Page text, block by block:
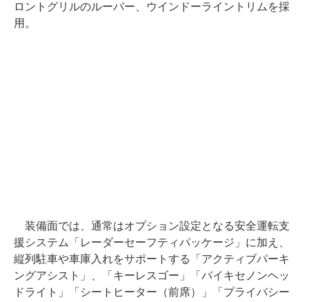
ロントグリルのルーバー、ウインドーライントリムを採
用。
装備面では、通常はオプション設定となる安全運転支
援システム「レーダーセーフティパッケージ」に加え、
縦列駐車や車庫入れをサポートする「アクティブパーキ
ングアシスト」、「キーレスゴー」「バイキセノンヘッ
ドライト」「シートヒーター（前席）」「プライバシー